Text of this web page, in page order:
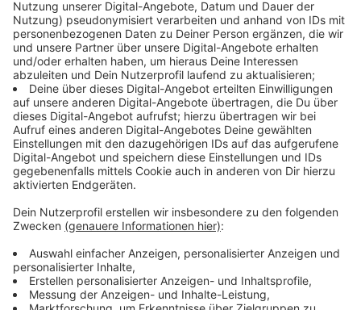
Probleme der frühen Smartphone-Nutzung
Anzeige
Smartphones können süchtig machen und die
Entwicklung eines gesunden Selbstwertgefühls
stören. Junge Menschen seien durch Social Media oft
gezwungen, sich stark auf ihr Aussehen zu
konzentrieren."Likes" und Followerbestimmen ihr
Selbstwertgefühl, was zu extremen Verhaltensweisen
führen könne.
Konzentrationsstörungen führen, die sich negativ auf
die schulischen Leistungen auswirken könnten.
Multitasking beim Lernen, wie das gleichzeitige